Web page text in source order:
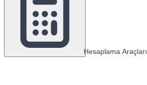
Hesaplama Araçları